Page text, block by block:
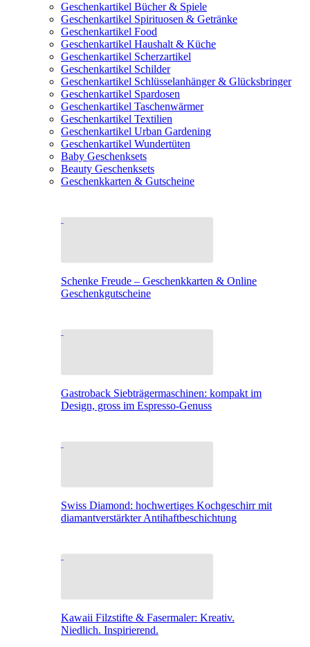
Geschenkartikel Bücher & Spiele
Geschenkartikel Spirituosen & Getränke
Geschenkartikel Food
Geschenkartikel Haushalt & Küche
Geschenkartikel Scherzartikel
Geschenkartikel Schilder
Geschenkartikel Schlüsselanhänger & Glücksbringer
Geschenkartikel Spardosen
Geschenkartikel Taschenwärmer
Geschenkartikel Textilien
Geschenkartikel Urban Gardening
Geschenkartikel Wundertüten
Baby Geschenksets
Beauty Geschenksets
Geschenkkarten & Gutscheine
Schenke Freude – Geschenkkarten & Online
Geschenkgutscheine
Gastroback Siebträgermaschinen: kompakt im
Design, gross im Espresso-Genuss
Swiss Diamond: hochwertiges Kochgeschirr mit
diamantverstärkter Antihaftbeschichtung
Kawaii Filzstifte & Fasermaler: Kreativ.
Niedlich. Inspirierend.